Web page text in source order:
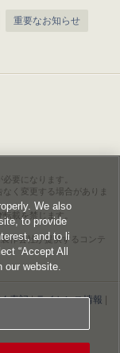
重要なお知らせ
要になります。
く変更する場合がありま
載を禁じます。
作会社が提供するコンテ
表記|ライセンス情報
We also
to provide
and to li
“Accept All
our website.